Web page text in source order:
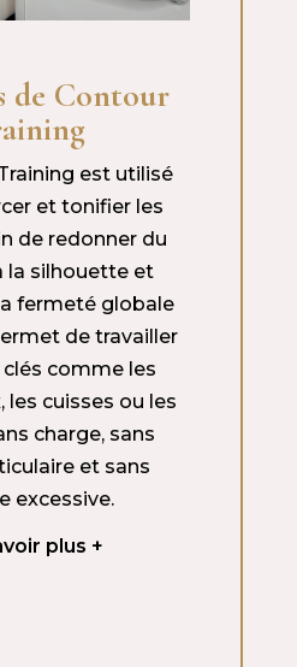
de Contour
est utilisé
et tonifier les
de redonner du
la silhouette et
fermeté globale
de travailler
comme les
les cuisses ou les
charge, sans
et sans
excessive.
plus